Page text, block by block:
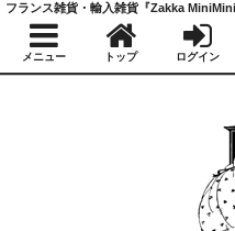
メニュー トップ ログイン